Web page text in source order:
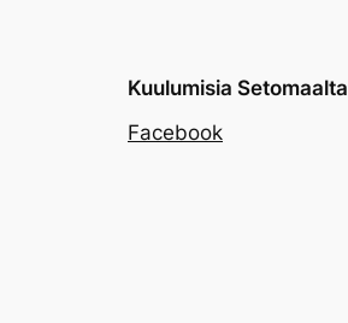
Kuulumisia Setomaalta
Facebook